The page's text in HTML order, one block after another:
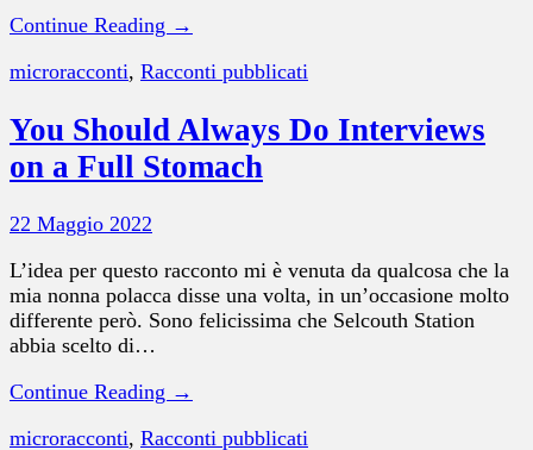
Continue Reading →
microracconti, Racconti pubblicati
You Should Always Do Interviews
on a Full Stomach
22 Maggio 2022
L’idea per questo racconto mi è venuta da qualcosa che la
mia nonna polacca disse una volta, in un’occasione molto
differente però. Sono felicissima che Selcouth Station
abbia scelto di…
Continue Reading →
microracconti, Racconti pubblicati